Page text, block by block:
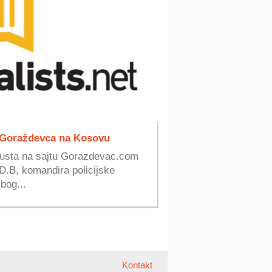
na Kosovu
na sajtu Gorazdevac.com
komandira policijske
Kontakt